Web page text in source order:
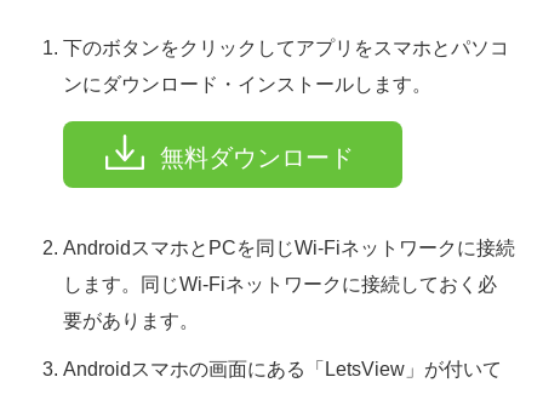
下のボタンをクリックしてアプリをスマホとパソコ
ンにダウンロード・インストールします。
無料ダウンロード
AndroidスマホとPCを同じWi-Fiネットワークに接続
します。同じWi-Fiネットワークに接続しておく必
要があります。
Androidスマホの画面にある「LetsView」が付いて